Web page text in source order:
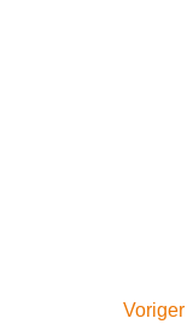
Voriger